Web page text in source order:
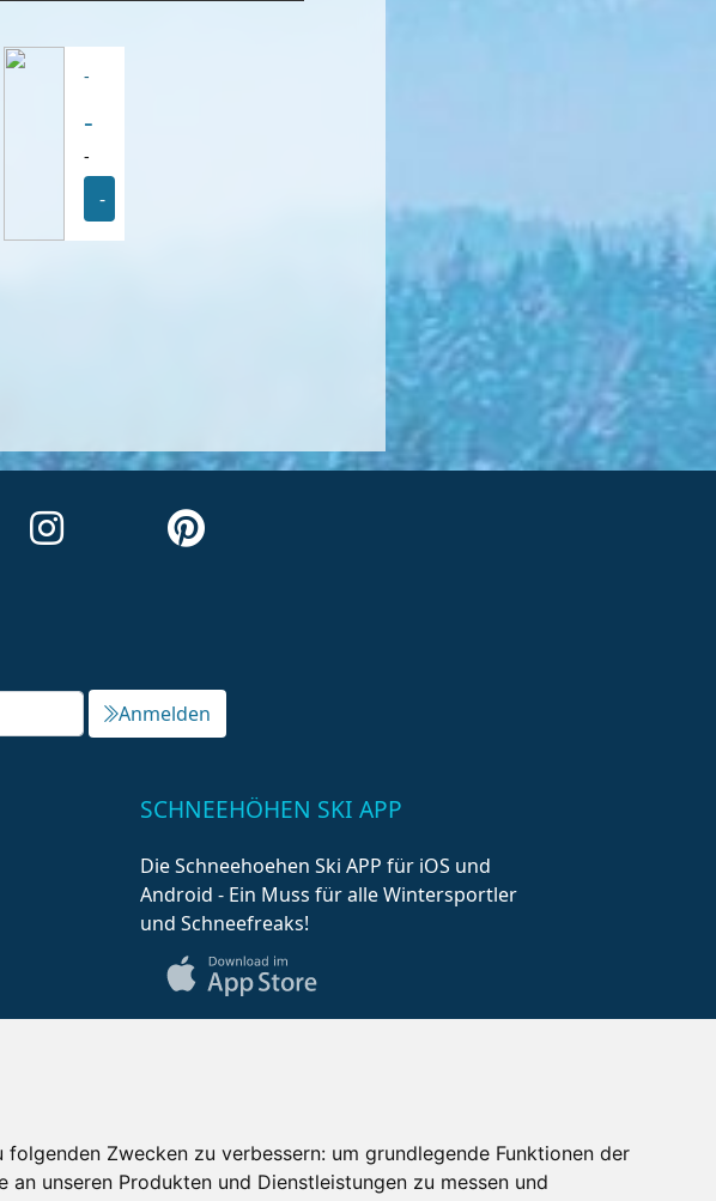
Zwecken zu verbessern: um grundlegende Funktionen der
an unseren Produkten und Dienstleistungen zu messen und
-
-
-
-
Anmelden
SCHNEEHÖHEN SKI APP
Die Schneehoehen Ski APP für iOS und
Android - Ein Muss für alle Wintersportler
und Schneefreaks!
Portale FAQ Newsletter Mediadaten